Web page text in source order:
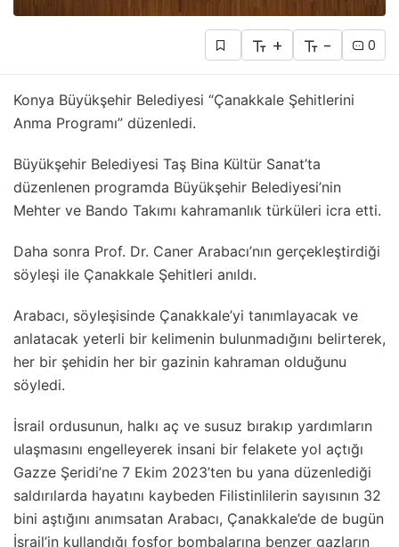
+ - 0
Konya Büyükşehir Belediyesi “Çanakkale Şehitlerini
Anma Programı” düzenledi.
Büyükşehir Belediyesi Taş Bina Kültür Sanat’ta
düzenlenen programda Büyükşehir Belediyesi’nin
Mehter ve Bando Takımı kahramanlık türküleri icra etti.
Daha sonra Prof. Dr. Caner Arabacı’nın gerçekleştirdiği
söyleşi ile Çanakkale Şehitleri anıldı.
Arabacı, söyleşisinde Çanakkale’yi tanımlayacak ve
anlatacak yeterli bir kelimenin bulunmadığını belirterek,
her bir şehidin her bir gazinin kahraman olduğunu
söyledi.
İsrail ordusunun, halkı aç ve susuz bırakıp yardımların
ulaşmasını engelleyerek insani bir felakete yol açtığı
Gazze Şeridi’ne 7 Ekim 2023’ten bu yana düzenlediği
saldırılarda hayatını kaybeden Filistinlilerin sayısının 32
bini aştığını anımsatan Arabacı, Çanakkale’de de bugün
İsrail’in kullandığı fosfor bombalarına benzer gazların